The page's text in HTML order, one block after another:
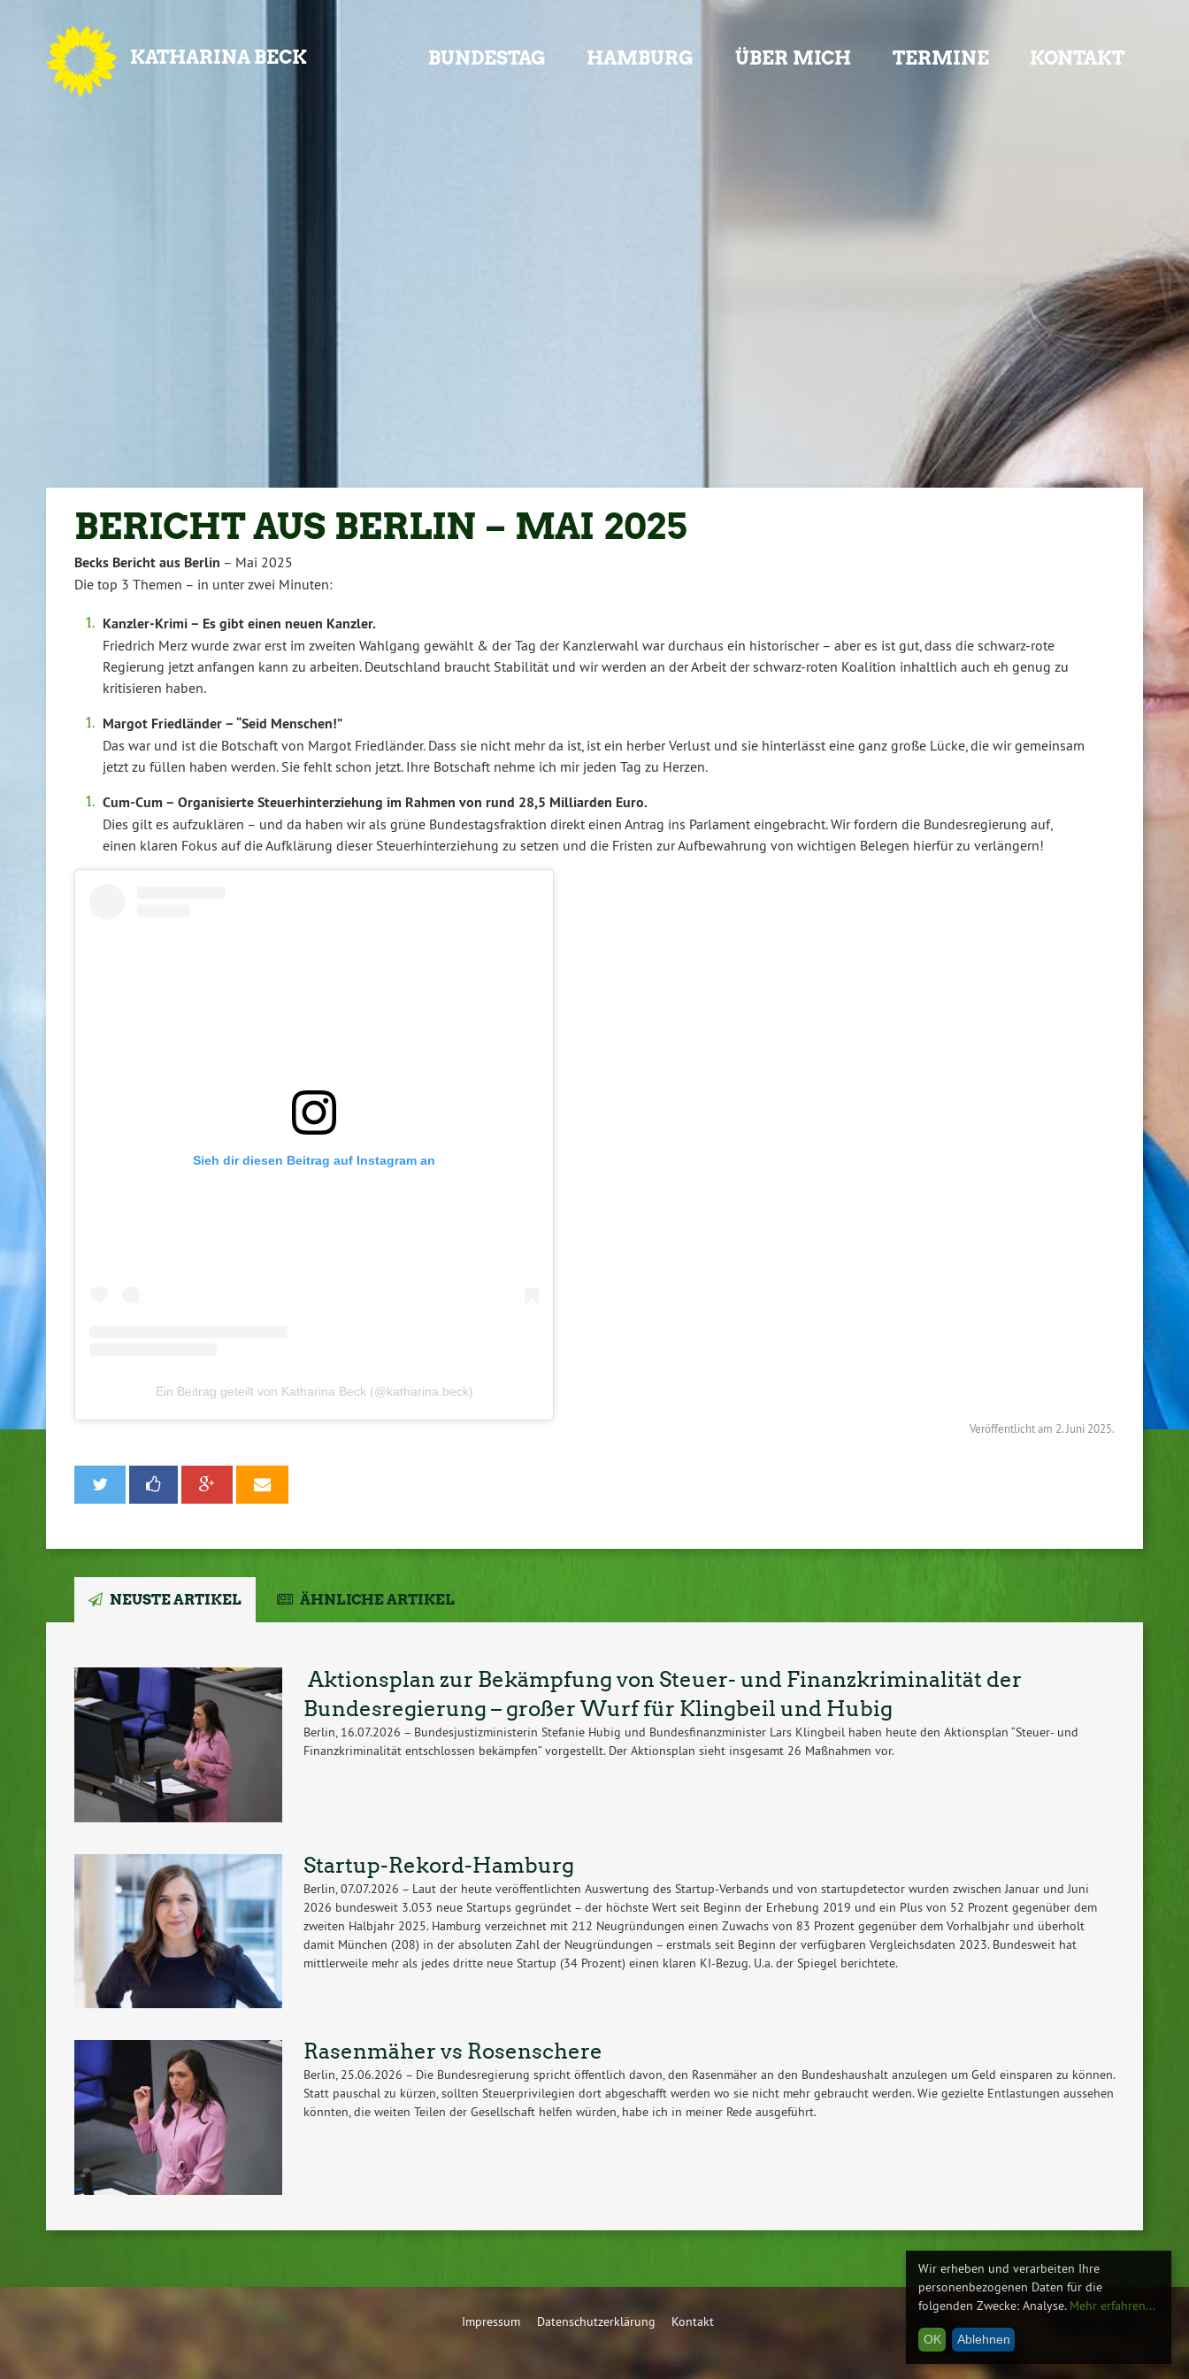
KATHARINA BECK BUNDESTAG HAMBURG ÜBER MICH TERMINE KONTAKT
BERICHT AUS BERLIN – MAI 2025
Becks Bericht aus Berlin – Mai 2025
Die top 3 Themen – in unter zwei Minuten:
Kanzler-Krimi – Es gibt einen neuen Kanzler.
Friedrich Merz wurde zwar erst im zweiten Wahlgang gewählt & der Tag der Kanzlerwahl war durchaus ein historischer – aber es ist gut, dass die schwarz-rote
Regierung jetzt anfangen kann zu arbeiten. Deutschland braucht Stabilität und wir werden an der Arbeit der schwarz-roten Koalition inhaltlich auch eh genug zu
kritisieren haben.
Margot Friedländer – “Seid Menschen!”
Das war und ist die Botschaft von Margot Friedländer. Dass sie nicht mehr da ist, ist ein herber Verlust und sie hinterlässt eine ganz große Lücke, die wir gemeinsam
jetzt zu füllen haben werden. Sie fehlt schon jetzt. Ihre Botschaft nehme ich mir jeden Tag zu Herzen.
Cum-Cum – Organisierte Steuerhinterziehung im Rahmen von rund 28,5 Milliarden Euro.
Dies gilt es aufzuklären – und da haben wir als grüne Bundestagsfraktion direkt einen Antrag ins Parlament eingebracht. Wir fordern die Bundesregierung auf,
einen klaren Fokus auf die Aufklärung dieser Steuerhinterziehung zu setzen und die Fristen zur Aufbewahrung von wichtigen Belegen hierfür zu verlängern!
Sieh dir diesen Beitrag auf Instagram an
Ein Beitrag geteilt von Katharina Beck (@katharina.beck)
Veröffentlicht am 2. Juni 2025.
NEUSTE ARTIKEL ÄHNLICHE ARTIKEL
Aktionsplan zur Bekämpfung von Steuer- und Finanzkriminalität der
Bundesregierung – großer Wurf für Klingbeil und Hubig
Berlin, 16.07.2026 – Bundesjustizministerin Stefanie Hubig und Bundesfinanzminister Lars Klingbeil haben heute den Aktionsplan “Steuer- und
Finanzkriminalität entschlossen bekämpfen” vorgestellt. Der Aktionsplan sieht insgesamt 26 Maßnahmen vor.
Startup-Rekord-Hamburg
Berlin, 07.07.2026 – Laut der heute veröffentlichten Auswertung des Startup-Verbands und von startupdetector wurden zwischen Januar und Juni
2026 bundesweit 3.053 neue Startups gegründet – der höchste Wert seit Beginn der Erhebung 2019 und ein Plus von 52 Prozent gegenüber dem
zweiten Halbjahr 2025. Hamburg verzeichnet mit 212 Neugründungen einen Zuwachs von 83 Prozent gegenüber dem Vorhalbjahr und überholt
damit München (208) in der absoluten Zahl der Neugründungen – erstmals seit Beginn der verfügbaren Vergleichsdaten 2023. Bundesweit hat
mittlerweile mehr als jedes dritte neue Startup (34 Prozent) einen klaren KI-Bezug. U.a. der Spiegel berichtete.
Rasenmäher vs Rosenschere
Berlin, 25.06.2026 – Die Bundesregierung spricht öffentlich davon, den Rasenmäher an den Bundeshaushalt anzulegen um Geld einsparen zu können.
Statt pauschal zu kürzen, sollten Steuerprivilegien dort abgeschafft werden wo sie nicht mehr gebraucht werden. Wie gezielte Entlastungen aussehen
könnten, die weiten Teilen der Gesellschaft helfen würden, habe ich in meiner Rede ausgeführt.
Impressum Datenschutzerklärung Kontakt
Wir erheben und verarbeiten Ihre
personenbezogenen Daten für die
folgenden Zwecke: Analyse. Mehr erfahren...
OK Ablehnen